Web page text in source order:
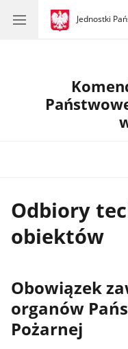
gov.pl
Jednostki
gov.pl
Jednostki
Odbiory
obiektów
Obowiązek
organów
Pożarnej